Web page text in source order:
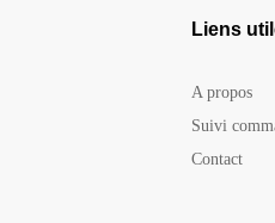
Liens
A propos
Suivi
Contact